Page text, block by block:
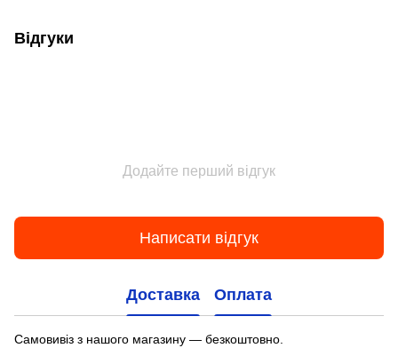
Відгуки
Додайте перший відгук
Написати відгук
Доставка Оплата
Самовивіз з нашого магазину — безкоштовно.